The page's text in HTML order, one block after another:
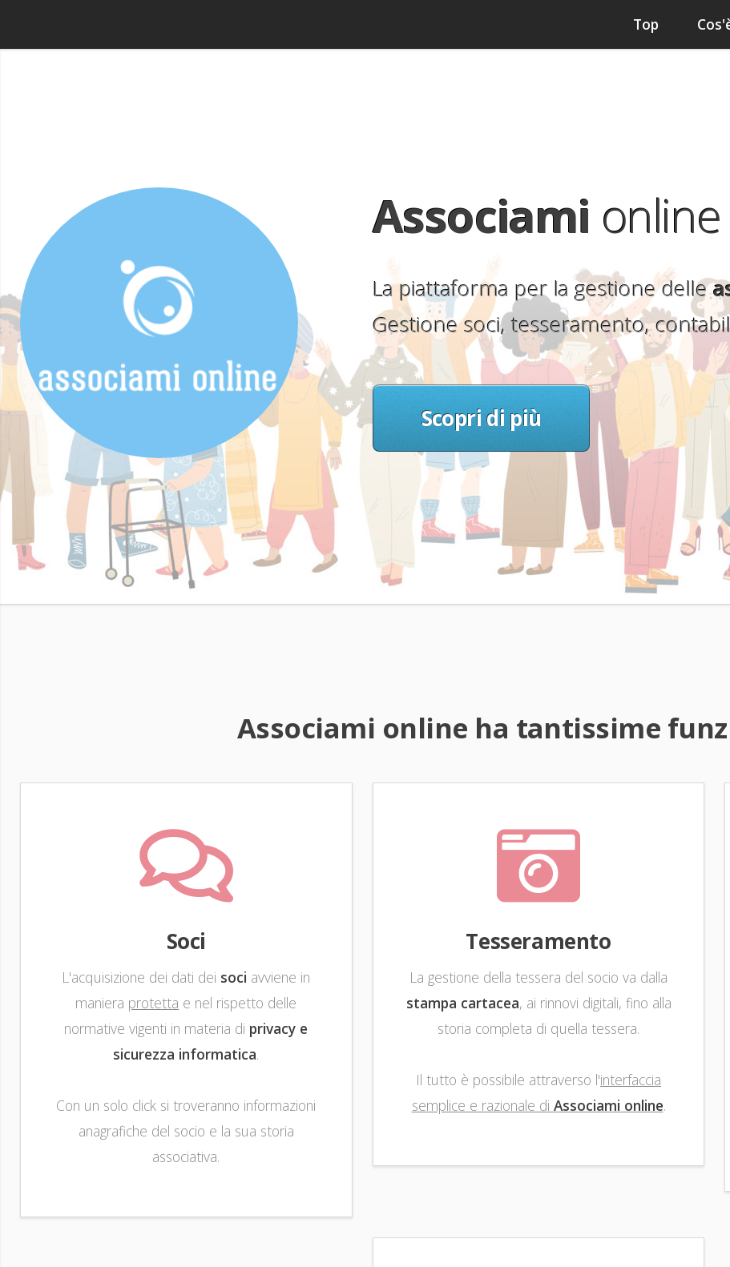
Top
Associami online
La piattaforma per la gestione delle
Gestione soci, tesseramento,
Scopri di più
Associami online ha tantissime
Soci
L'acquisizione dei dati dei soci avviene in
maniera protetta e nel rispetto delle
normative vigenti in materia di privacy e
sicurezza informatica.
Con un solo click si troveranno informazioni
anagrafiche del socio e la sua storia
associativa.
Tesseramento
La gestione della tessera del socio va dalla
stampa cartacea, ai rinnovi digitali, fino alla
storia completa di quella tessera.
Il tutto è possibile attraverso l'interfaccia
semplice e razionale di Associami online.